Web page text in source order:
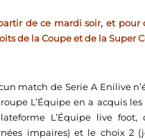
de ce mardi soir, et
de la Coupe et de la Super
match de Serie A Enilive
L’Équipe en a acquis
L’Équipe live
impaires) et le choix 2